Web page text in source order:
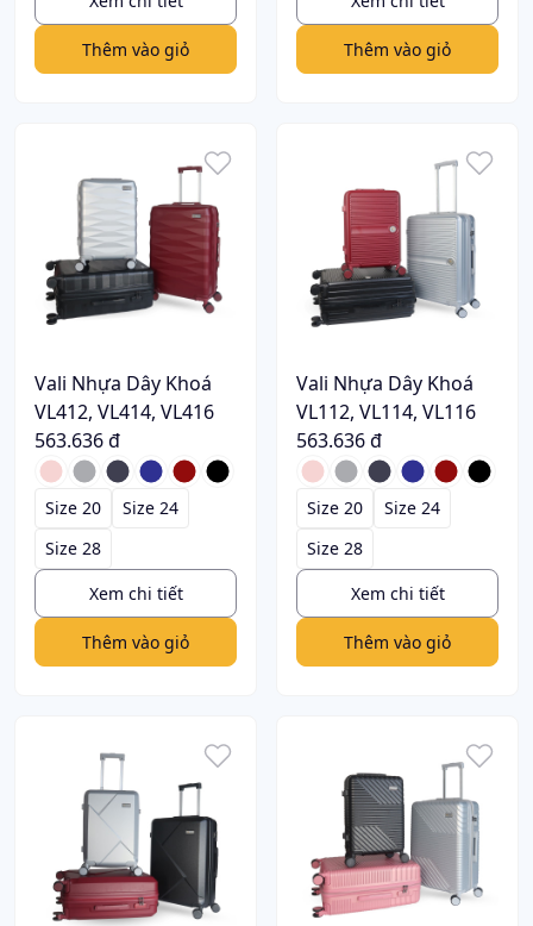
Thêm vào giỏ Thêm vào giỏ
Vali Nhựa Dây Khoá
VL412, VL414, VL416
563.636 đ
Size 20
Size 24
Size 28
Xem chi tiết
Thêm vào giỏ
Vali Nhựa Dây Khoá
VL112, VL114, VL116
563.636 đ
Size 20
Size 24
Size 28
Xem chi tiết
Thêm vào giỏ